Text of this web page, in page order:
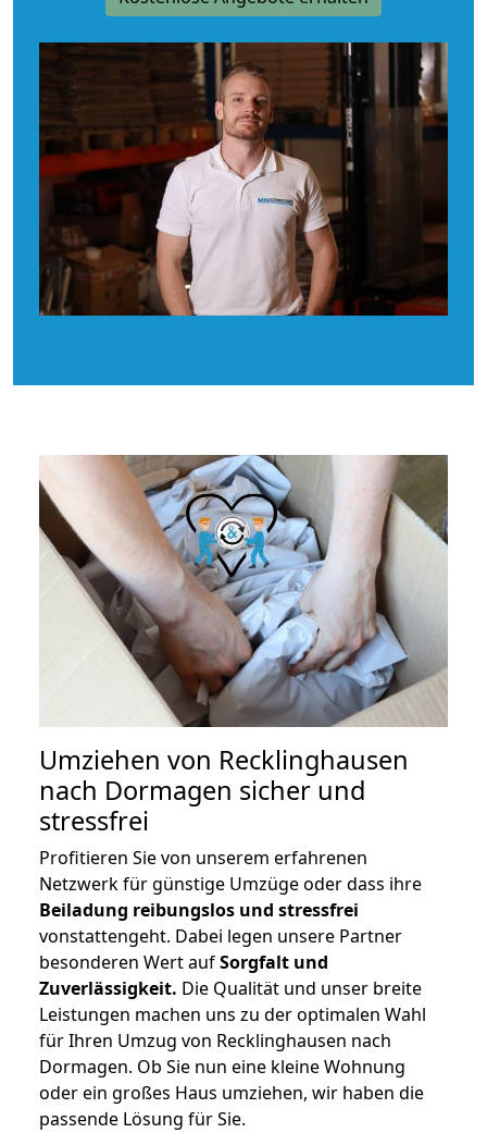
Umziehen von Recklinghausen
nach Dormagen sicher und
stressfrei
Profitieren Sie von unserem erfahrenen
Netzwerk für günstige Umzüge oder dass ihre
Beiladung reibungslos und stressfrei
vonstattengeht. Dabei legen unsere Partner
besonderen Wert aufSorgfalt und
Zuverlässigkeit. Die Qualität und unser breite
Leistungen machen uns zu der optimalen Wahl
für Ihren Umzug von Recklinghausen nach
Dormagen. Ob Sie nun eine kleine Wohnung
oder ein großes Haus umziehen, wir haben die
passende Lösung für Sie.